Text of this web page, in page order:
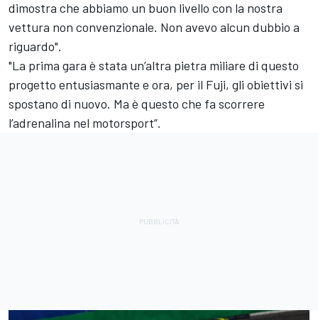
dimostra che abbiamo un buon livello con la nostra
vettura non convenzionale. Non avevo alcun dubbio a
riguardo".
"La prima gara è stata un’altra pietra miliare di questo
progetto entusiasmante e ora, per il Fuji, gli obiettivi si
spostano di nuovo. Ma è questo che fa scorrere
l’adrenalina nel motorsport”.